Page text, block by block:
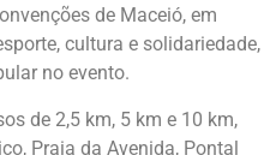
de Maceió, em
cultura e solidariedade,
no evento.
de 2,5 km, 5 km e 10 km,
Praia da Avenida, Pontal